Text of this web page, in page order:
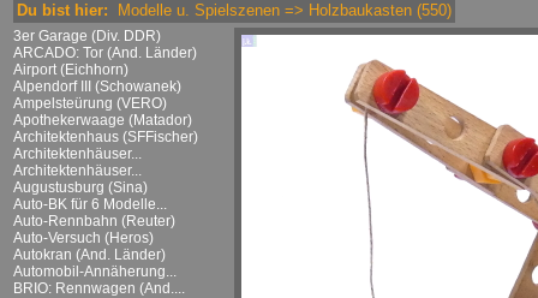
Du bist hier: Modelle u. Spielszenen => Holzbaukasten (550)
3er Garage (Div. DDR)
ARCADO: Tor (And. Länder)
Airport (Eichhorn)
Alpendorf III (Schowanek)
Ampelsteürung (VERO)
Apothekerwaage (Matador)
Architektenhaus (SFFischer)
Architektenhäuser...
Architektenhäuser...
Augustusburg (Sina)
Auto-BK für 6 Modelle...
Auto-Rennbahn (Reuter)
Auto-Versuch (Heros)
Autokran (And. Länder)
Automobil-Annäherung...
BRIO: Rennwagen (And....